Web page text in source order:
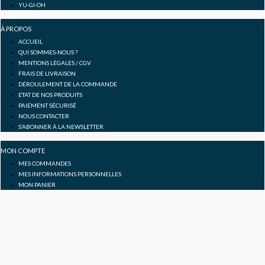
f
YU-GI-OH
À PROPOS
ACCUEIL
QUI SOMMES-NOUS ?
MENTIONS LÉGALES / CGV
FRAIS DE LIVRAISON
DÉROULEMENT DE LA COMMANDE
ETAT DE NOS PRODUITS
PAIEMENT SÉCURISÉ
NOUS CONTACTER
S’ABONNER À LA NEWSLETTER
MON COMPTE
MES COMMANDES
MES INFORMATIONS PERSONNELLES
MON PANIER